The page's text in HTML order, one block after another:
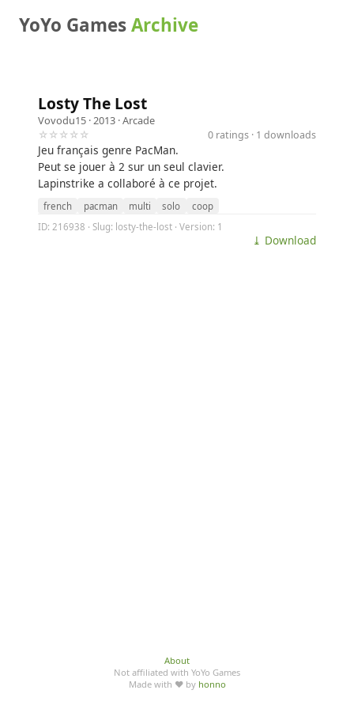
YoYo GamesArchive
Losty The Lost
Vovodu15 · 2013 ·Arcade
☆☆☆☆☆
0 ratings · 1 downloads
Jeu français genre PacMan.
Peut se jouer à 2 sur un seul clavier.
Lapinstrike a collaboré à ce projet.
french pacman multi solo
coop
ID: 216938 · Slug: losty-the-lost · Version: 1
⤓ Download
About
Not affiliated with YoYo Games
Made with ♥ by honno